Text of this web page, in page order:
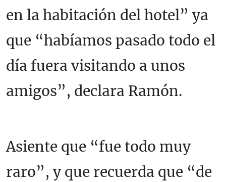
en la habitación del hotel” ya
que “habíamos pasado todo el
día fuera visitando a unos
amigos”, declara Ramón.
Asiente que “fue todo muy
raro”, y que recuerda que “de